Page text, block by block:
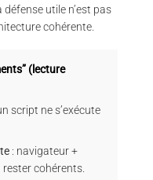
défense utile n’est pas
cohérente.
(lecture
script ne s’exécute
: navigateur +
cohérents.